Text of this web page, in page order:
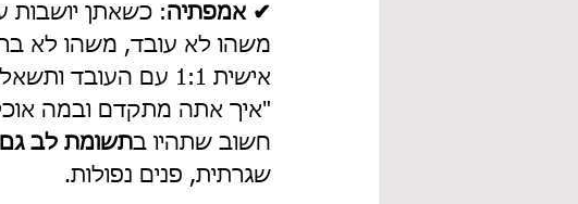
✔ אמפתיה: כשאתן יושבות
משהו לא עובד, משהו לא
אישית 1:1 עם
"איך אתה מתקדם ובמה
חשוב שתהיו בתשומת לב גם
שגרתית, פנים נפולות.